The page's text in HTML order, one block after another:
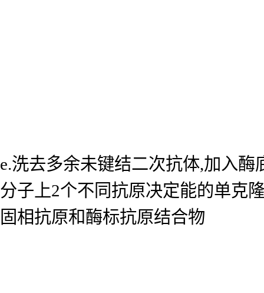
e.洗去多余未键结二次抗体,加入
分子上2个不同抗原决定能的单克
固相抗原和酶标抗原结合物